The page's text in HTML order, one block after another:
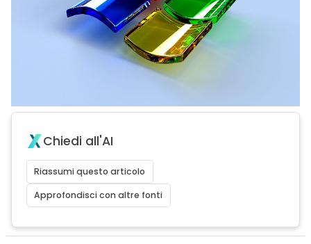
Chiedi all'AI
Riassumi questo articolo
Approfondisci con altre fonti